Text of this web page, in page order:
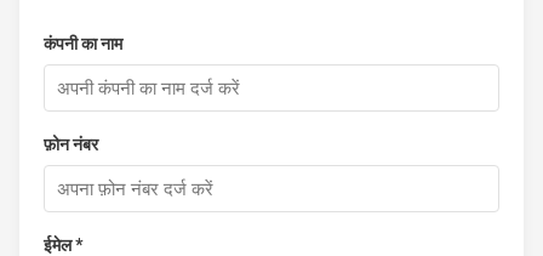
कंपनी का नाम
फ़ोन नंबर
ईमेल *